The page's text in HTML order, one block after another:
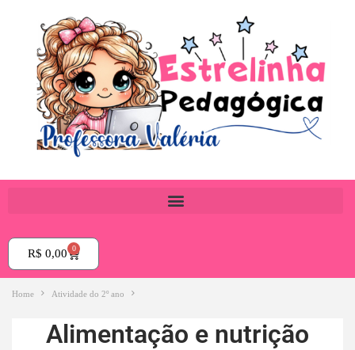
R$ 0,00 0
Home Atividade do 2º ano
Alimentação e nutrição